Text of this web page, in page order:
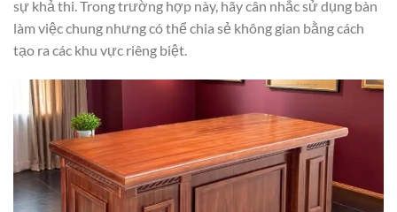
sự khả thi. Trong trường hợp này, hãy cân nhắc sử dụng bàn
làm việc chung nhưng có thể chia sẻ không gian bằng cách
tạo ra các khu vực riêng biệt.